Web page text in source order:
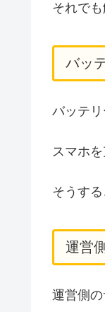
それで
バッ
バッテ
スマホ
そうす
運営
運営側